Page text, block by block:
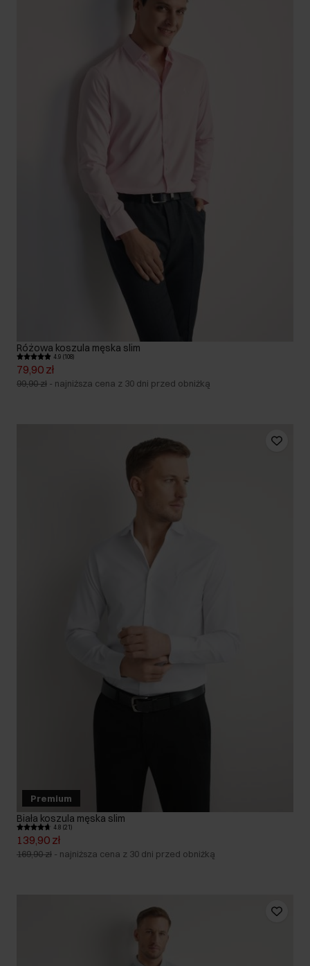
Różowa koszula męska slim
4.9 (108)
79,90 zł
99,90 zł - najniższa cena z 30 dni przed obniżką
Premium
Biała koszula męska slim
4.8 (21)
139,90 zł
169,90 zł - najniższa cena z 30 dni przed obniżką